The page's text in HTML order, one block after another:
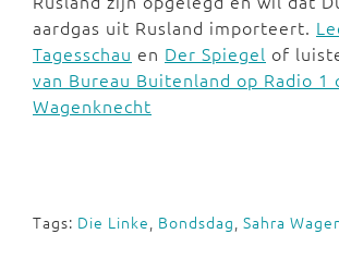
aardgas uit Rusland importeert.
Tagesschau en Der Spiegel of
van Bureau Buitenland op Radio 1
Wagenknecht
Tags: Die Linke, Bondsdag, Sahra